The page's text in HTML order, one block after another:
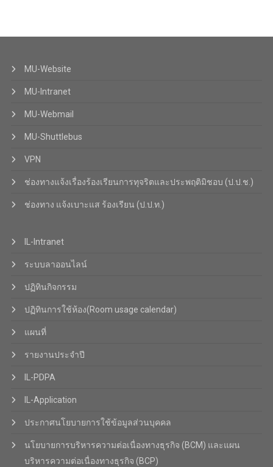
MU-Website
MU-Intranet
MU-Webmail
MU-Shuttlebus
VPN
ช่องทางแจ้งเรื่องร้องเรียนการทุจริตและประพฤติมิชอบ (ป.ป.ช.)
ช่องทาง แจ้งเบาะแส ร้องเรียน (ป.ป.ท.)
IL-Intranet
ระบบลาออนไลน์
ปฏิทินกิจกรรม
ปฏิทินการใช้ห้อง(Room usage calendar)
แผนที่
รายงานประจำปี
IL-PDPA
IL-Application
ประกาศนโยบายการใช้ข้อมูลส่วนบุคคล
นโยบายการบริหารความต่อเนื่องทางธุรกิจ (BCM) และแผน
บริหารความต่อเนื่องทางธุรกิจ (BCP)